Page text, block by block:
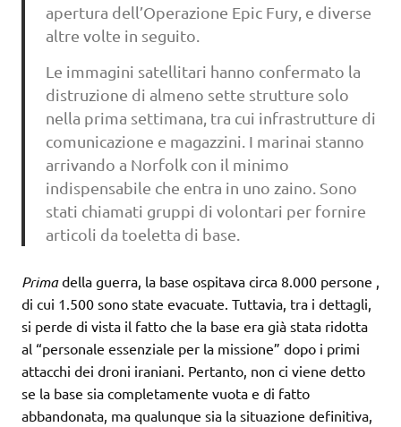
apertura dell’Operazione Epic Fury, e diverse
altre volte in seguito.
Le immagini satellitari hanno confermato la
distruzione di almeno sette strutture solo
nella prima settimana, tra cui infrastrutture di
comunicazione e magazzini. I marinai stanno
arrivando a Norfolk con il minimo
indispensabile che entra in uno zaino. Sono
stati chiamati gruppi di volontari per fornire
articoli da toeletta di base.
Primadella guerra, la base ospitava circa 8.000 persone ,
di cui 1.500 sono state evacuate. Tuttavia, tra i dettagli,
si perde di vista il fatto che la base era già stata ridotta
al “personale essenziale per la missione” dopo i primi
attacchi dei droni iraniani. Pertanto, non ci viene detto
se la base sia completamente vuota e di fatto
abbandonata, ma qualunque sia la situazione definitiva,